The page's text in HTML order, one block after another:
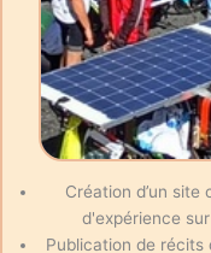
Création d’un
d'expérience
Publication de récits